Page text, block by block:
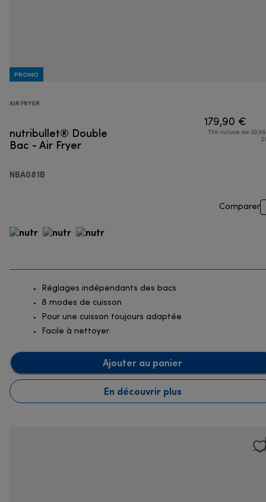
PROMO
AIR FRYER
nutribullet® Double
Bac - Air Fryer
NBA081B
179,90 €
TVA incluse de
Comparer
Réglages indépendants des bacs
8 modes de cuisson
Pour une cuisson toujours adaptée
Facile à nettoyer.
Ajouter au panier
En découvrir plus